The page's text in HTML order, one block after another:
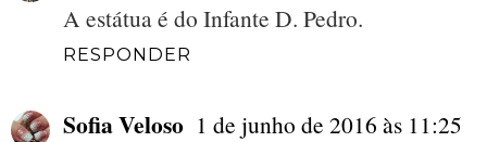
A estátua é do Infante D. Pedro.
RESPONDER
Sofia Veloso 1 de junho de 2016 às 11:25